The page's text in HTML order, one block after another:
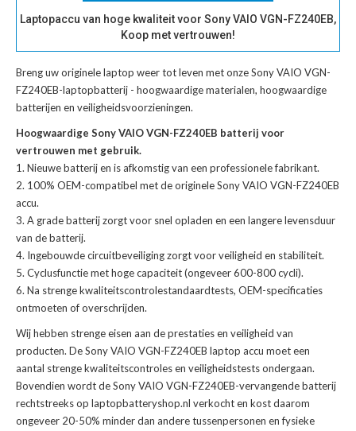
Laptopaccu van hoge kwaliteit voor Sony VAIO VGN-FZ240EB,
Koop met vertrouwen!
Breng uw originele laptop weer tot leven met onzeSony VAIO VGN-
FZ240EB-laptopbatterij - hoogwaardige materialen, hoogwaardige
batterijen en veiligheidsvoorzieningen.
Hoogwaardige Sony VAIO VGN-FZ240EB batterij voor
vertrouwen met gebruik.
Nieuwe batterij en is afkomstig van een professionele fabrikant.
100% OEM-compatibel met deoriginele Sony VAIO VGN-FZ240EB
accu.
A grade batterij zorgt voor snel opladen en een langere levensduur
van de batterij.
Ingebouwde circuitbeveiliging zorgt voor veiligheid en stabiliteit.
Cyclusfunctie met hoge capaciteit (ongeveer 600-800 cycli).
Na strenge kwaliteitscontrolestandaardtests, OEM-specificaties
ontmoeten of overschrijden.
Wij hebben strenge eisen aan de prestaties en veiligheid van
producten. DeSony VAIO VGN-FZ240EB laptop accu moet een
aantal strenge kwaliteitscontroles en veiligheidstests ondergaan.
Bovendien wordt deSony VAIO VGN-FZ240EB-vervangende batterij
rechtstreeks op laptopbatteryshop.nl verkocht en kost daarom
ongeveer 20-50% minder dan andere tussenpersonen en fysieke